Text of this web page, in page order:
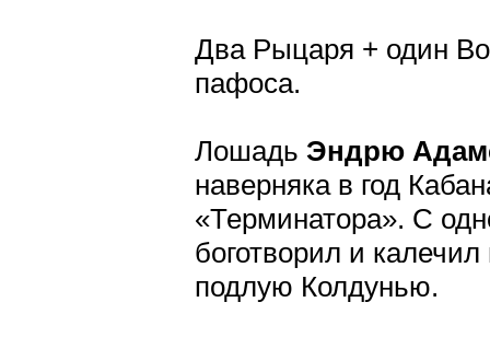
Два Рыцаря + один
пафоса.
Лошадь Эндрю
наверняка в год
«Терминатора». С
боготворил и калечил
подлую Колдунью.